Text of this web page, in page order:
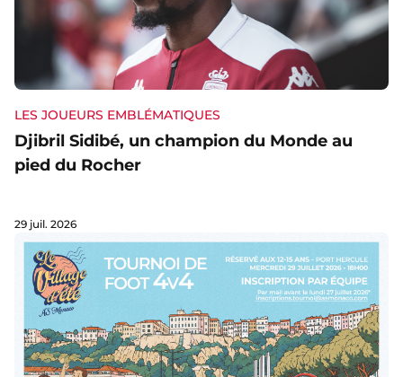
LES JOUEURS EMBLÉMATIQUES
Djibril Sidibé, un champion du Monde au
pied du Rocher
29 juil. 2026